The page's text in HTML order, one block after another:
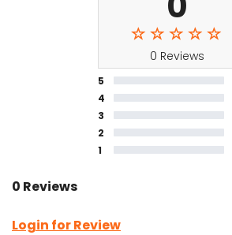
0 Reviews
5
4
3
2
1
0 Reviews
Login for Review